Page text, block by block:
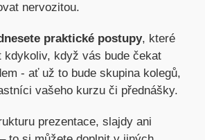
nervozitou.
praktické postupy, které
kdykoliv, když vás bude čekat
- ať už to bude skupina kolegů,
vašeho kurzu či přednášky.
prezentace, slajdy ani